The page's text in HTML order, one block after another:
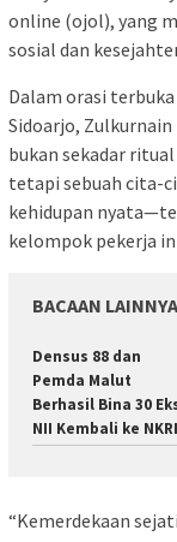
online (ojol), yang
sosial dan
Dalam orasi
Sidoarjo,
bukan sekadar
tetapi sebuah cita-
kehidupan
kelompok pekerja
BACAAN LAINNYA
Densus 88 dan
Pemda Malut
Berhasil Bina 30
NII Kembali ke NKRI
“Kemerdekaan